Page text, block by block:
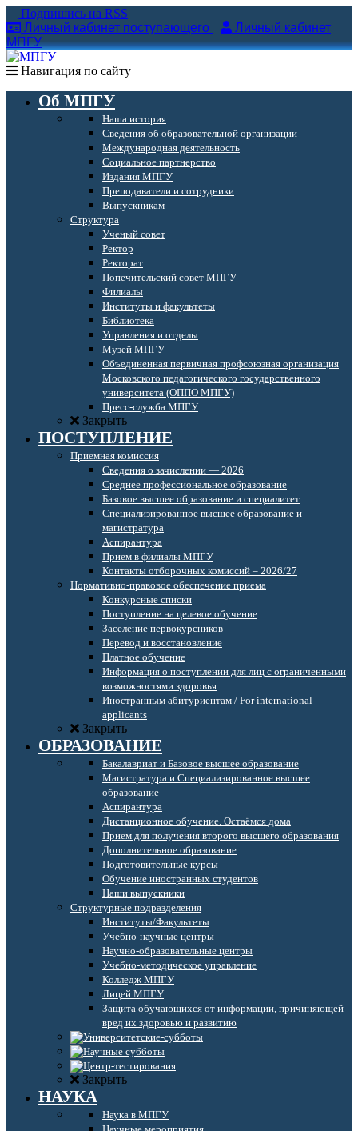
Подпишись на RSS
Личный кабинет поступающего
Личный кабинет
МПГУ
Навигация по сайту
Об МПГУ
Наша история
Сведения об образовательной организации
Международная деятельность
Социальное партнерство
Издания МПГУ
Преподаватели и сотрудники
Выпускникам
Структура
Ученый совет
Ректор
Ректорат
Попечительский совет МПГУ
Филиалы
Институты и факультеты
Библиотека
Управления и отделы
Музей МПГУ
Объединенная первичная профсоюзная организация
Московского педагогического государственного
университета (ОППО МПГУ)
Пресс-служба МПГУ
Закрыть
ПОСТУПЛЕНИЕ
Приемная комиссия
Сведения о зачислении — 2026
Среднее профессиональное образование
Базовое высшее образование и специалитет
Специализированное высшее образование и
магистратура
Аспирантура
Прием в филиалы МПГУ
Контакты отборочных комиссий – 2026/27
Нормативно-правовое обеспечение приема
Конкурсные списки
Поступление на целевое обучение
Заселение первокурсников
Перевод и восстановление
Платное обучение
Информация о поступлении для лиц с ограниченными
возможностями здоровья
Иностранным абитуриентам / For international
applicants
Закрыть
ОБРАЗОВАНИЕ
Бакалавриат и Базовое высшее образование
Магистратура и Специализированное высшее
образование
Аспирантура
Дистанционное обучение. Остаёмся дома
Прием для получения второго высшего образования
Дополнительное образование
Подготовительные курсы
Обучение иностранных студентов
Наши выпускники
Структурные подразделения
Институты/Факультеты
Учебно-научные центры
Научно-образовательные центры
Учебно-методическое управление
Колледж МПГУ
Лицей МПГУ
Защита обучающихся от информации, причиняющей
вред их здоровью и развитию
Закрыть
НАУКА
Наука в МПГУ